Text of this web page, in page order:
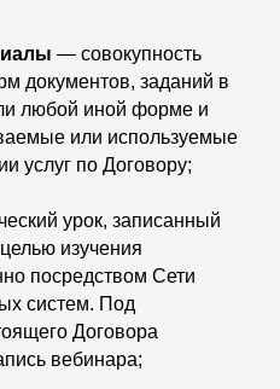
— совокупность
документов, заданий в
любой иной форме и
или используемые
услуг по Договору;
урок, записанный
изучения
посредством Сети
систем. Под
Договора
вебинара;